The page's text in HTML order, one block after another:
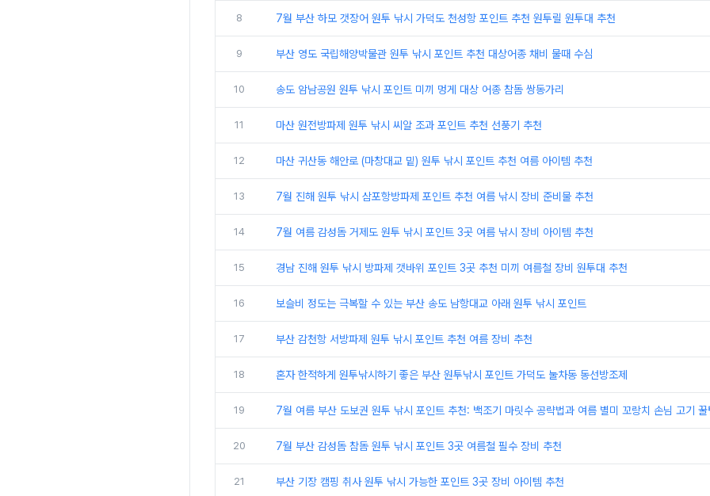
8 7월 부산 하모 갯장어 원투 낚시 가덕도 천성항 포인트 추천 원투릴 원투대 추천
9 부산 영도 국립해양박물관 원투 낚시 포인트 추천 대상어종 채비 물때 수심
10 송도 암남공원 원투 낚시 포인트 미끼 멍게 대상 어종 참돔 쌍동가리
11 마산 원전방파제 원투 낚시 씨알 조과 포인트 추천 선풍기 추천
12 마산 귀산동 해안로 (마창대교 밑) 원투 낚시 포인트 추천 여름 아이템 추천
13 7월 진해 원투 낚시 삼포항방파제 포인트 추천 여름 낚시 장비 준비물 추천
14 7월 여름 감성돔 거제도 원투 낚시 포인트 3곳 여름 낚시 장비 아이템 추천
15 경남 진해 원투 낚시 방파제 갯바위 포인트 3곳 추천 미끼 여름철 장비 원투대 추천
16 보슬비 정도는 극복할 수 있는 부산 송도 남항대교 아래 원투 낚시 포인트
17 부산 감천항 서방파제 원투 낚시 포인트 추천 여름 장비 추천
18 혼자 한적하게 원투낚시하기 좋은 부산 원투낚시 포인트 가덕도 눌차동 동선방조제
19 7월 여름 부산 도보권 원투 낚시 포인트 추천: 백조기 마릿수 공략법과 여름 별미 꼬랑치 손님 고기 꿀
20 7월 부산 감성돔 참돔 원투 낚시 포인트 3곳 여름철 필수 장비 추천
21 부산 기장 캠핑 취사 원투 낚시 가능한 포인트 3곳 장비 아이템 추천